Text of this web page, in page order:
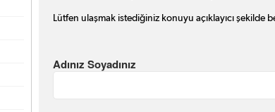
Lütfen ulaşmak istediğiniz konuyu açıklayıcı şekilde
Adınız Soyadınız